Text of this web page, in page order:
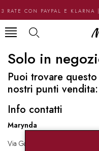
RATE CON PAYPAL E
Solo in
Puoi trovare
nostri punti vendita:
Info contatti
Marynda
Via Garibaldi 136 67051